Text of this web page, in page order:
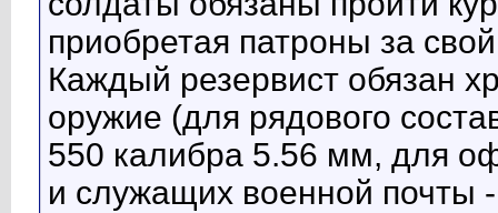
приобретая патроны за свой
Каждый резервист обязан
оружие (для рядового
550 калибра 5.56 мм, для
и служащих военной почты